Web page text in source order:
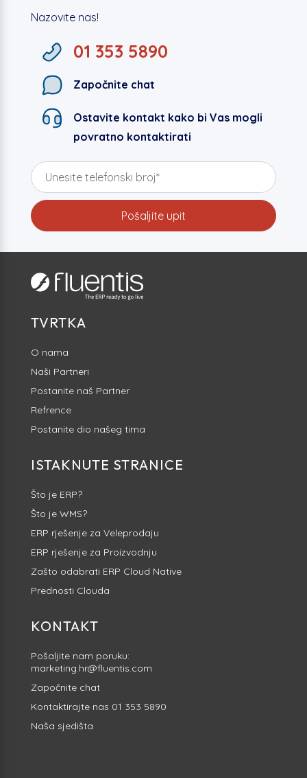
Nazovite nas!
01 353 5890
Započnite chat
Ostavite kontakt kako bi Vas mogli
povratno kontaktirati
TVRTKA
O nama
Naši Partneri
Postanite naš Partner
Refrence
Postanite dio našeg tima
ISTAKNUTE STRANICE
Što je ERP?
Što je WMS?
ERP rješenje za Veleprodaju
ERP rješenje za Proizvodnju
Zašto odabrati ERP Cloud Native
Prednosti Clouda
KONTAKT
Pošaljite nam poruku:
marketing.hr@fluentis.com
Započnite chat
Kontaktirajte nas 01 353 5890
Naša sjedišta